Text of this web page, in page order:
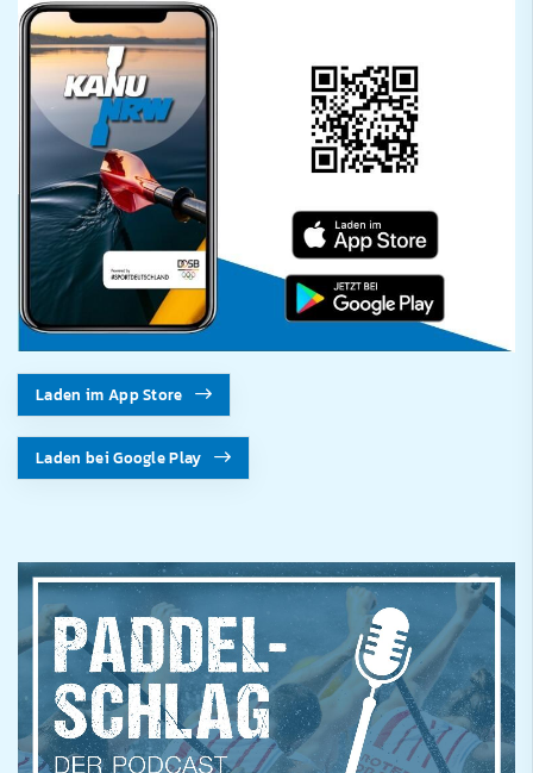
Laden im App Store
Laden bei Google Play